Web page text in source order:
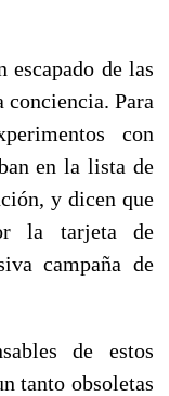
escapado de las
Para
con
en la lista de
y dicen que
la tarjeta de
campaña de
de estos
tanto obsoletas